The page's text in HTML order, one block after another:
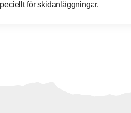
för skidanläggningar.